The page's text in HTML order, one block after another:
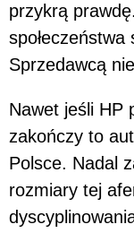
przykrą
Sprzedawcą
Nawet jeśli HP
zakończy to
Polsce. Nadal
rozmiary tej